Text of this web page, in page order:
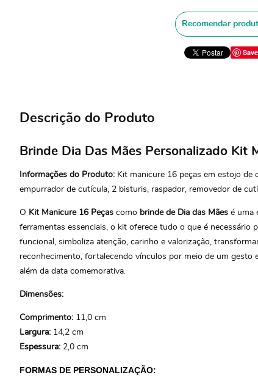
Recomendar
Save
Descrição do Produto
Brinde Dia Das Mães Personalizado Kit
Informações do Produto: Kit manicure 16 peças em estojo de
empurrador de cutícula, 2 bisturis, raspador, removedor de
O Kit Manicure 16 Peças como brinde de Dia das Mães é uma
ferramentas essenciais, o kit oferece tudo o que é
funcional, simboliza atenção, carinho e valorização,
reconhecimento, fortalecendo vínculos por meio de um gesto
além da data comemorativa.
Dimensões:
Comprimento: 11,0 cm
Largura: 14,2 cm
Espessura: 2,0 cm
FORMAS DE PERSONALIZAÇÃO: